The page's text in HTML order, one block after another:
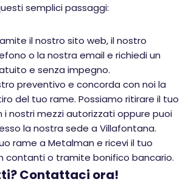
semplici passaggi:
il nostro sito web, il nostro
o la nostra email e richiedi un
e senza impegno.
preventivo e concorda con noi la
del tuo rame. Possiamo ritirare il tuo
i nostri mezzi autorizzati oppure puoi
la nostra sede a Villafontana.
rame a Metalman e ricevi il tuo
contanti o tramite bonifico bancario.
Contattaci ora!